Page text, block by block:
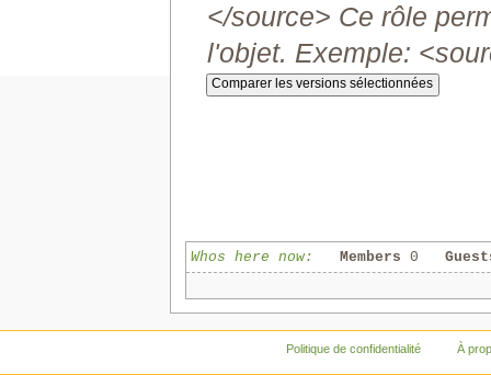
</source> Ce rôle
l'objet. Exemple:
Whos here now: Members 0
Politique de confidentialité À